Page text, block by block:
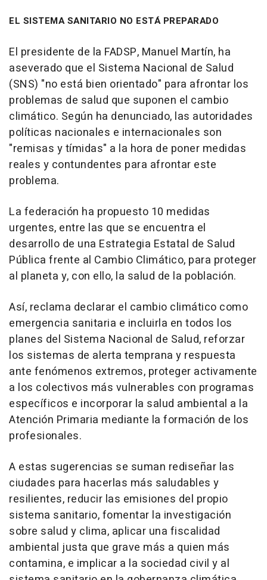
EL SISTEMA SANITARIO NO ESTÁ PREPARADO
El presidente de la FADSP, Manuel Martín, ha
aseverado que el Sistema Nacional de Salud
(SNS) "no está bien orientado" para afrontar los
problemas de salud que suponen el cambio
climático. Según ha denunciado, las autoridades
políticas nacionales e internacionales son
"remisas y tímidas" a la hora de poner medidas
reales y contundentes para afrontar este
problema.
La federación ha propuesto 10 medidas
urgentes, entre las que se encuentra el
desarrollo de una Estrategia Estatal de Salud
Pública frente al Cambio Climático, para proteger
al planeta y, con ello, la salud de la población.
Así, reclama declarar el cambio climático como
emergencia sanitaria e incluirla en todos los
planes del Sistema Nacional de Salud, reforzar
los sistemas de alerta temprana y respuesta
ante fenómenos extremos, proteger activamente
a los colectivos más vulnerables con programas
específicos e incorporar la salud ambiental a la
Atención Primaria mediante la formación de los
profesionales.
A estas sugerencias se suman rediseñar las
ciudades para hacerlas más saludables y
resilientes, reducir las emisiones del propio
sistema sanitario, fomentar la investigación
sobre salud y clima, aplicar una fiscalidad
ambiental justa que grave más a quien más
contamina, e implicar a la sociedad civil y al